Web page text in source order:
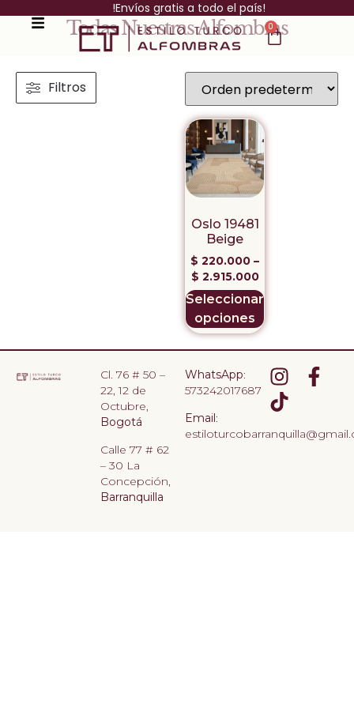
!Envíos gratis a todo el país!
0
Todas Nuestras Alfombras
Filtros
Oslo 19481
Beige
$ 220.000 –
$ 2.915.000
Seleccionar
opciones
Cl. 76 # 50 –
22, 12 de
Octubre,
Bogotá
Calle 77 # 62
– 30 La
Concepción,
Barranquilla
WhatsApp:
573242017687
Email: